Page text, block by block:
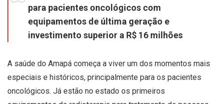
para pacientes oncológicos com
equipamentos de última geração e
investimento superior a R$ 16 milhões
A saúde do Amapá começa a viver um dos momentos mais
especiais e históricos, principalmente para os pacientes
oncológicos. Já estão no estado os primeiros